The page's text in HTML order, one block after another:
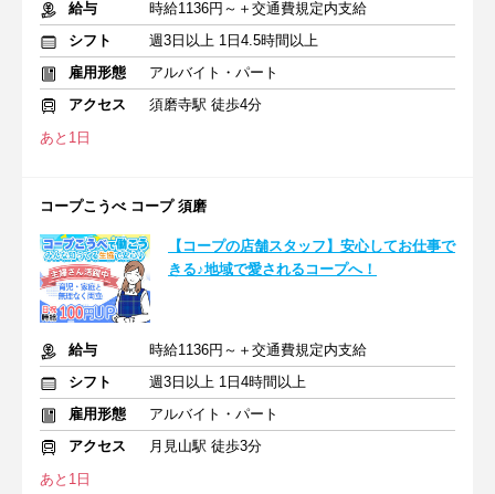
給与
時給1136円～＋交通費規定内支給
シフト
週3日以上 1日4.5時間以上
雇用形態
アルバイト・パート
アクセス
須磨寺駅 徒歩4分
あと1日
コープこうべ コープ 須磨
【コープの店舗スタッフ】安心してお仕事で
きる♪地域で愛されるコープへ！
給与
時給1136円～＋交通費規定内支給
シフト
週3日以上 1日4時間以上
雇用形態
アルバイト・パート
アクセス
月見山駅 徒歩3分
あと1日